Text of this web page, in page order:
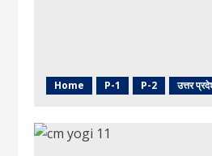
Home P-1 P-2 उत्तर